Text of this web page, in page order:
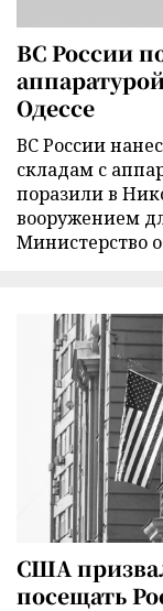
ВС России
Одессе
ВС России
складам с
поразили в
вооружением
Министерство
США
посещать